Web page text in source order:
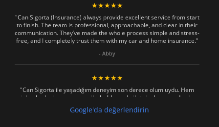
★★★★★
"Can Sigorta (Insurance) always provide excellent service from start
to finish. The team is professional, approachable, and clear in their
communication. They’ve made the whole process simple and stress-
free, and I completely trust them with my car and home insurance."
- Abby
★★★★★
"Can Sigorta ile yaşadığım deneyim son derece olumluydu. Hem
işlemler hızlı ve sorunsuz ilerledi hem de iletişim konusunda hiç
zorlanmadım. Aradığımda ya da mesaj attığımda hemen dönüş
sağladılar, her soruma sabırla ve açıklayıcı bir şekilde yanıt verdiler.
Google'da değerlendirin